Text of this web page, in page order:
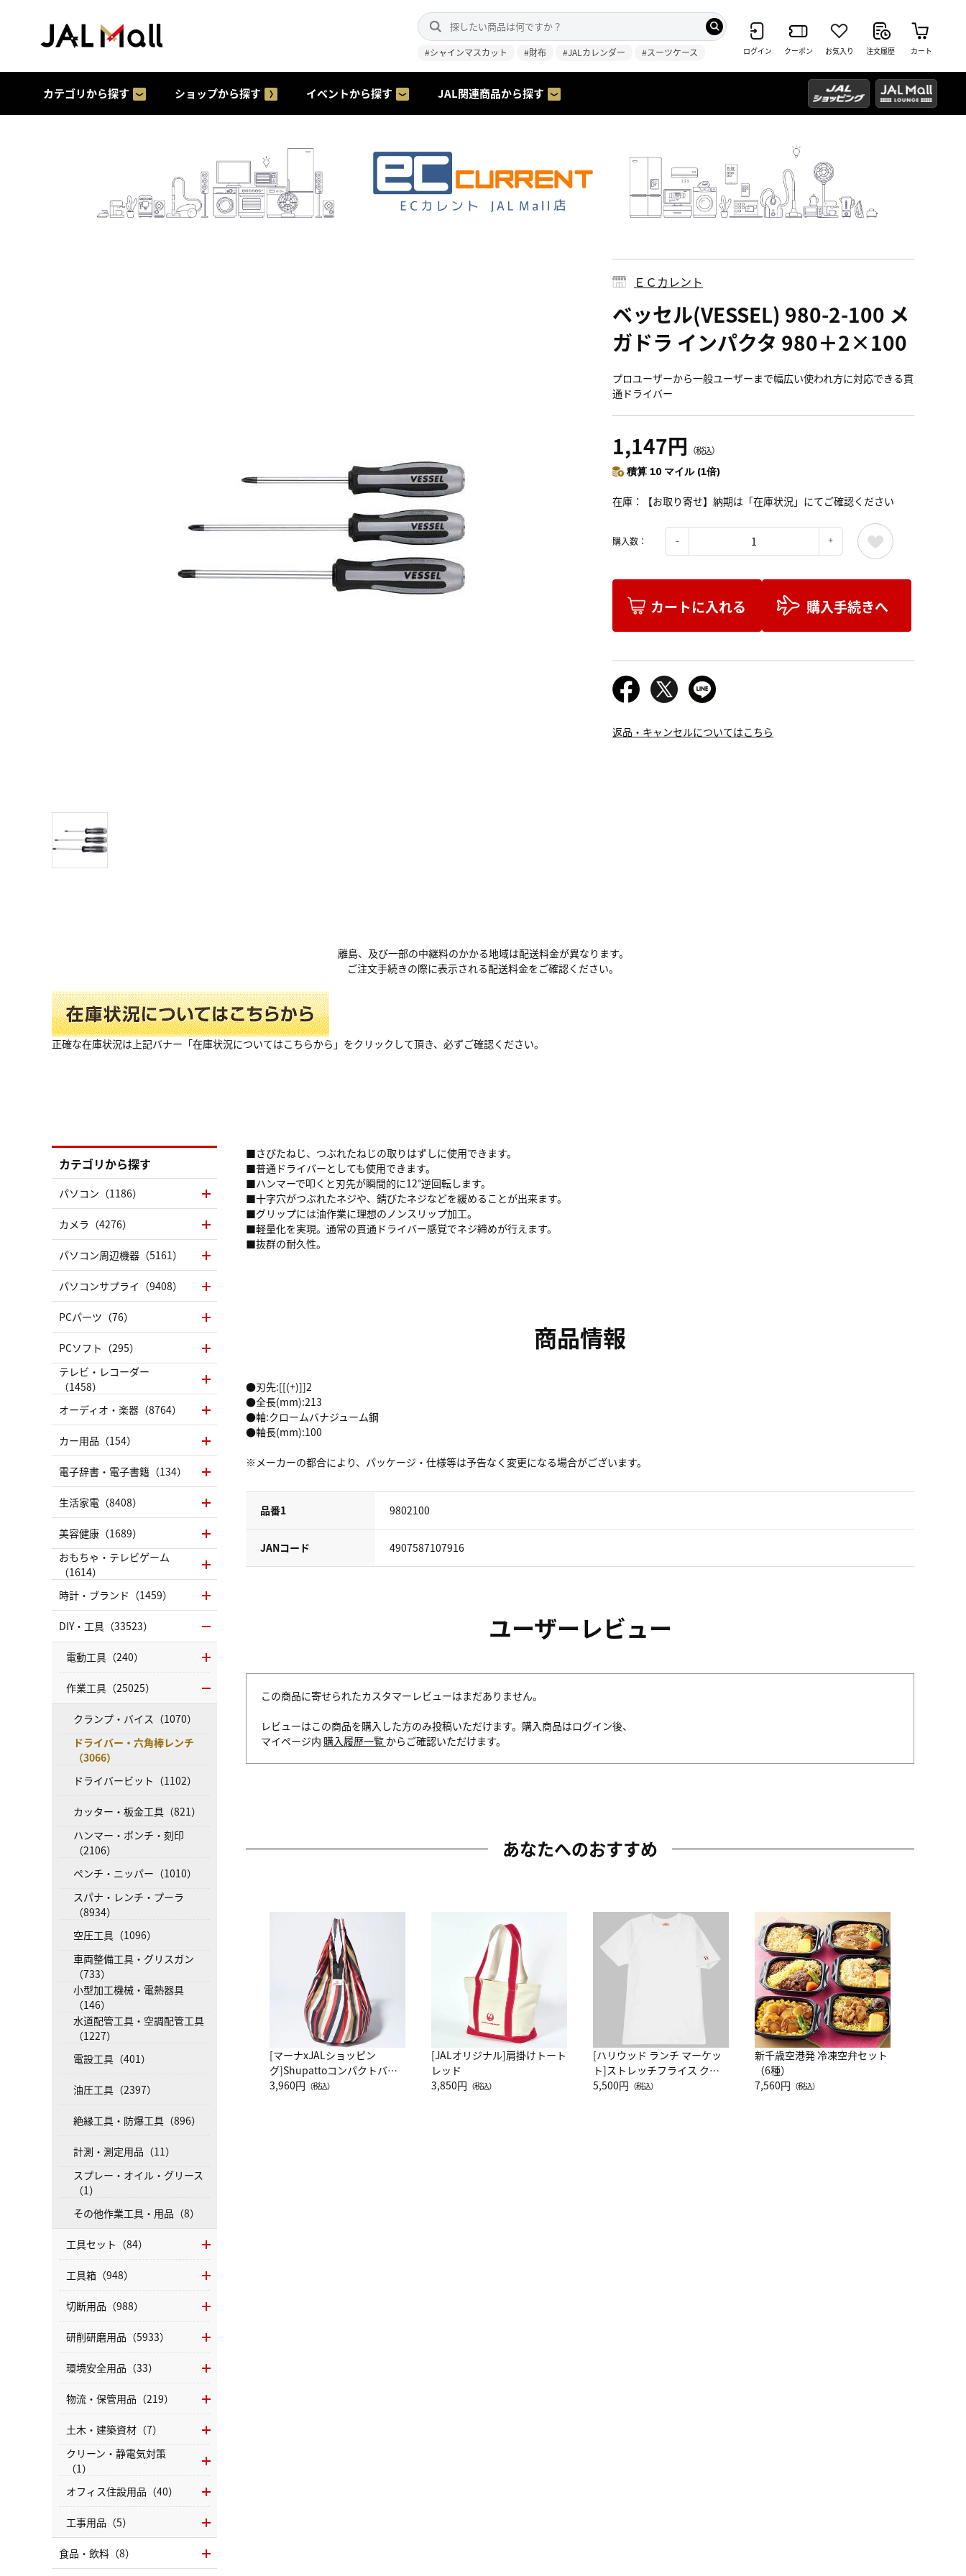
#シャインマスカット #財布 #JALカレンダー #スーツケース ログイン クーポン お気入り 注文履歴 カート
カテゴリから探す ショップから探す イベントから探す JAL関連商品から探す
ＥＣカレント
ベッセル(VESSEL) 980-2-100 メ
ガドラ インパクタ 980＋2×100
プロユーザーから一般ユーザーまで幅広い使われ方に対応できる貫
通ドライバー
1,147円 （税込）
積算 10 マイル (1倍)
在庫 【お取り寄せ】納期は「在庫状況」にてご確認ください
購入数：
カートに入れる 購入手続きへ
返品・キャンセルについてはこちら
離島、及び一部の中継料のかかる地域は配送料金が異なります。
ご注文手続きの際に表示される配送料金をご確認ください。
正確な在庫状況は上記バナー「在庫状況についてはこちらから」をクリックして頂き、必ずご確認ください。
■さびたねじ、つぶれたねじの取りはずしに使用できます。
■普通ドライバーとしても使用できます。
■ハンマーで叩くと刃先が瞬間的に12°逆回転します。
■十字穴がつぶれたネジや、錆びたネジなどを緩めることが出来ます。
■グリップには油作業に理想のノンスリップ加工。
■軽量化を実現。通常の貫通ドライバー感覚でネジ締めが行えます。
■抜群の耐久性。
商品情報
●刃先:[[(+)]]2
●全長(mm):213
●軸:クロームバナジューム鋼
●軸長(mm):100
※メーカーの都合により、パッケージ・仕様等は予告なく変更になる場合がございます。
品番1 9802100
JANコード 4907587107916
ユーザーレビュー
この商品に寄せられたカスタマーレビューはまだありません。
レビューはこの商品を購入した方のみ投稿いただけます。購入商品はログイン後、
マイページ内 購入履歴一覧 からご確認いただけます。
あなたへのおすすめ
[マーナxJALショッピン
グ]Shupattoコンパクトバッ
グ Drop JAL客室乗務員
3,960円 （税込）
[JALオリジナル]肩掛けトート
レッド
3,850円 （税込）
[ハリウッド ランチ マーケッ
ト]ストレッチフライス クル
ーネック別注半袖Ｔシャツ
5,500円 （税込）
新千歳空港発 冷凍空弁セット
（6種）
7,560円 （税込）
カテゴリから探す
パソコン（1186）
カメラ（4276）
パソコン周辺機器（5161）
パソコンサプライ（9408）
PCパーツ（76）
PCソフト（295）
テレビ・レコーダー
（1458）
オーディオ・楽器（8764）
カー用品（154）
電子辞書・電子書籍（134）
生活家電（8408）
美容健康（1689）
おもちゃ・テレビゲーム
（1614）
時計・ブランド（1459）
DIY・工具（33523）
電動工具（240）
作業工具（25025）
クランプ・バイス（1070）
ドライバー・六角棒レンチ
（3066）
ドライバービット（1102）
カッター・板金工具（821）
ハンマー・ポンチ・刻印
（2106）
ペンチ・ニッパー（1010）
スパナ・レンチ・プーラ
（8934）
空圧工具（1096）
車両整備工具・グリスガン
（733）
小型加工機械・電熱器具
（146）
水道配管工具・空調配管工具
（1227）
電設工具（401）
油圧工具（2397）
絶縁工具・防爆工具（896）
計測・測定用品（11）
スプレー・オイル・グリース
（1）
その他作業工具・用品（8）
工具セット（84）
工具箱（948）
切断用品（988）
研削研磨用品（5933）
環境安全用品（33）
物流・保管用品（219）
土木・建築資材（7）
クリーン・静電気対策
（1）
オフィス住設用品（40）
工事用品（5）
食品・飲料（8）